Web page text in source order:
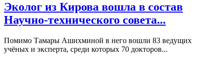
Эколог из Кирова вошла в состав
Научно-технического совета...
Помимо Тамары Ашихминой в него вошли 83 ведущих
учёных и эксперта, среди которых 70 докторов...